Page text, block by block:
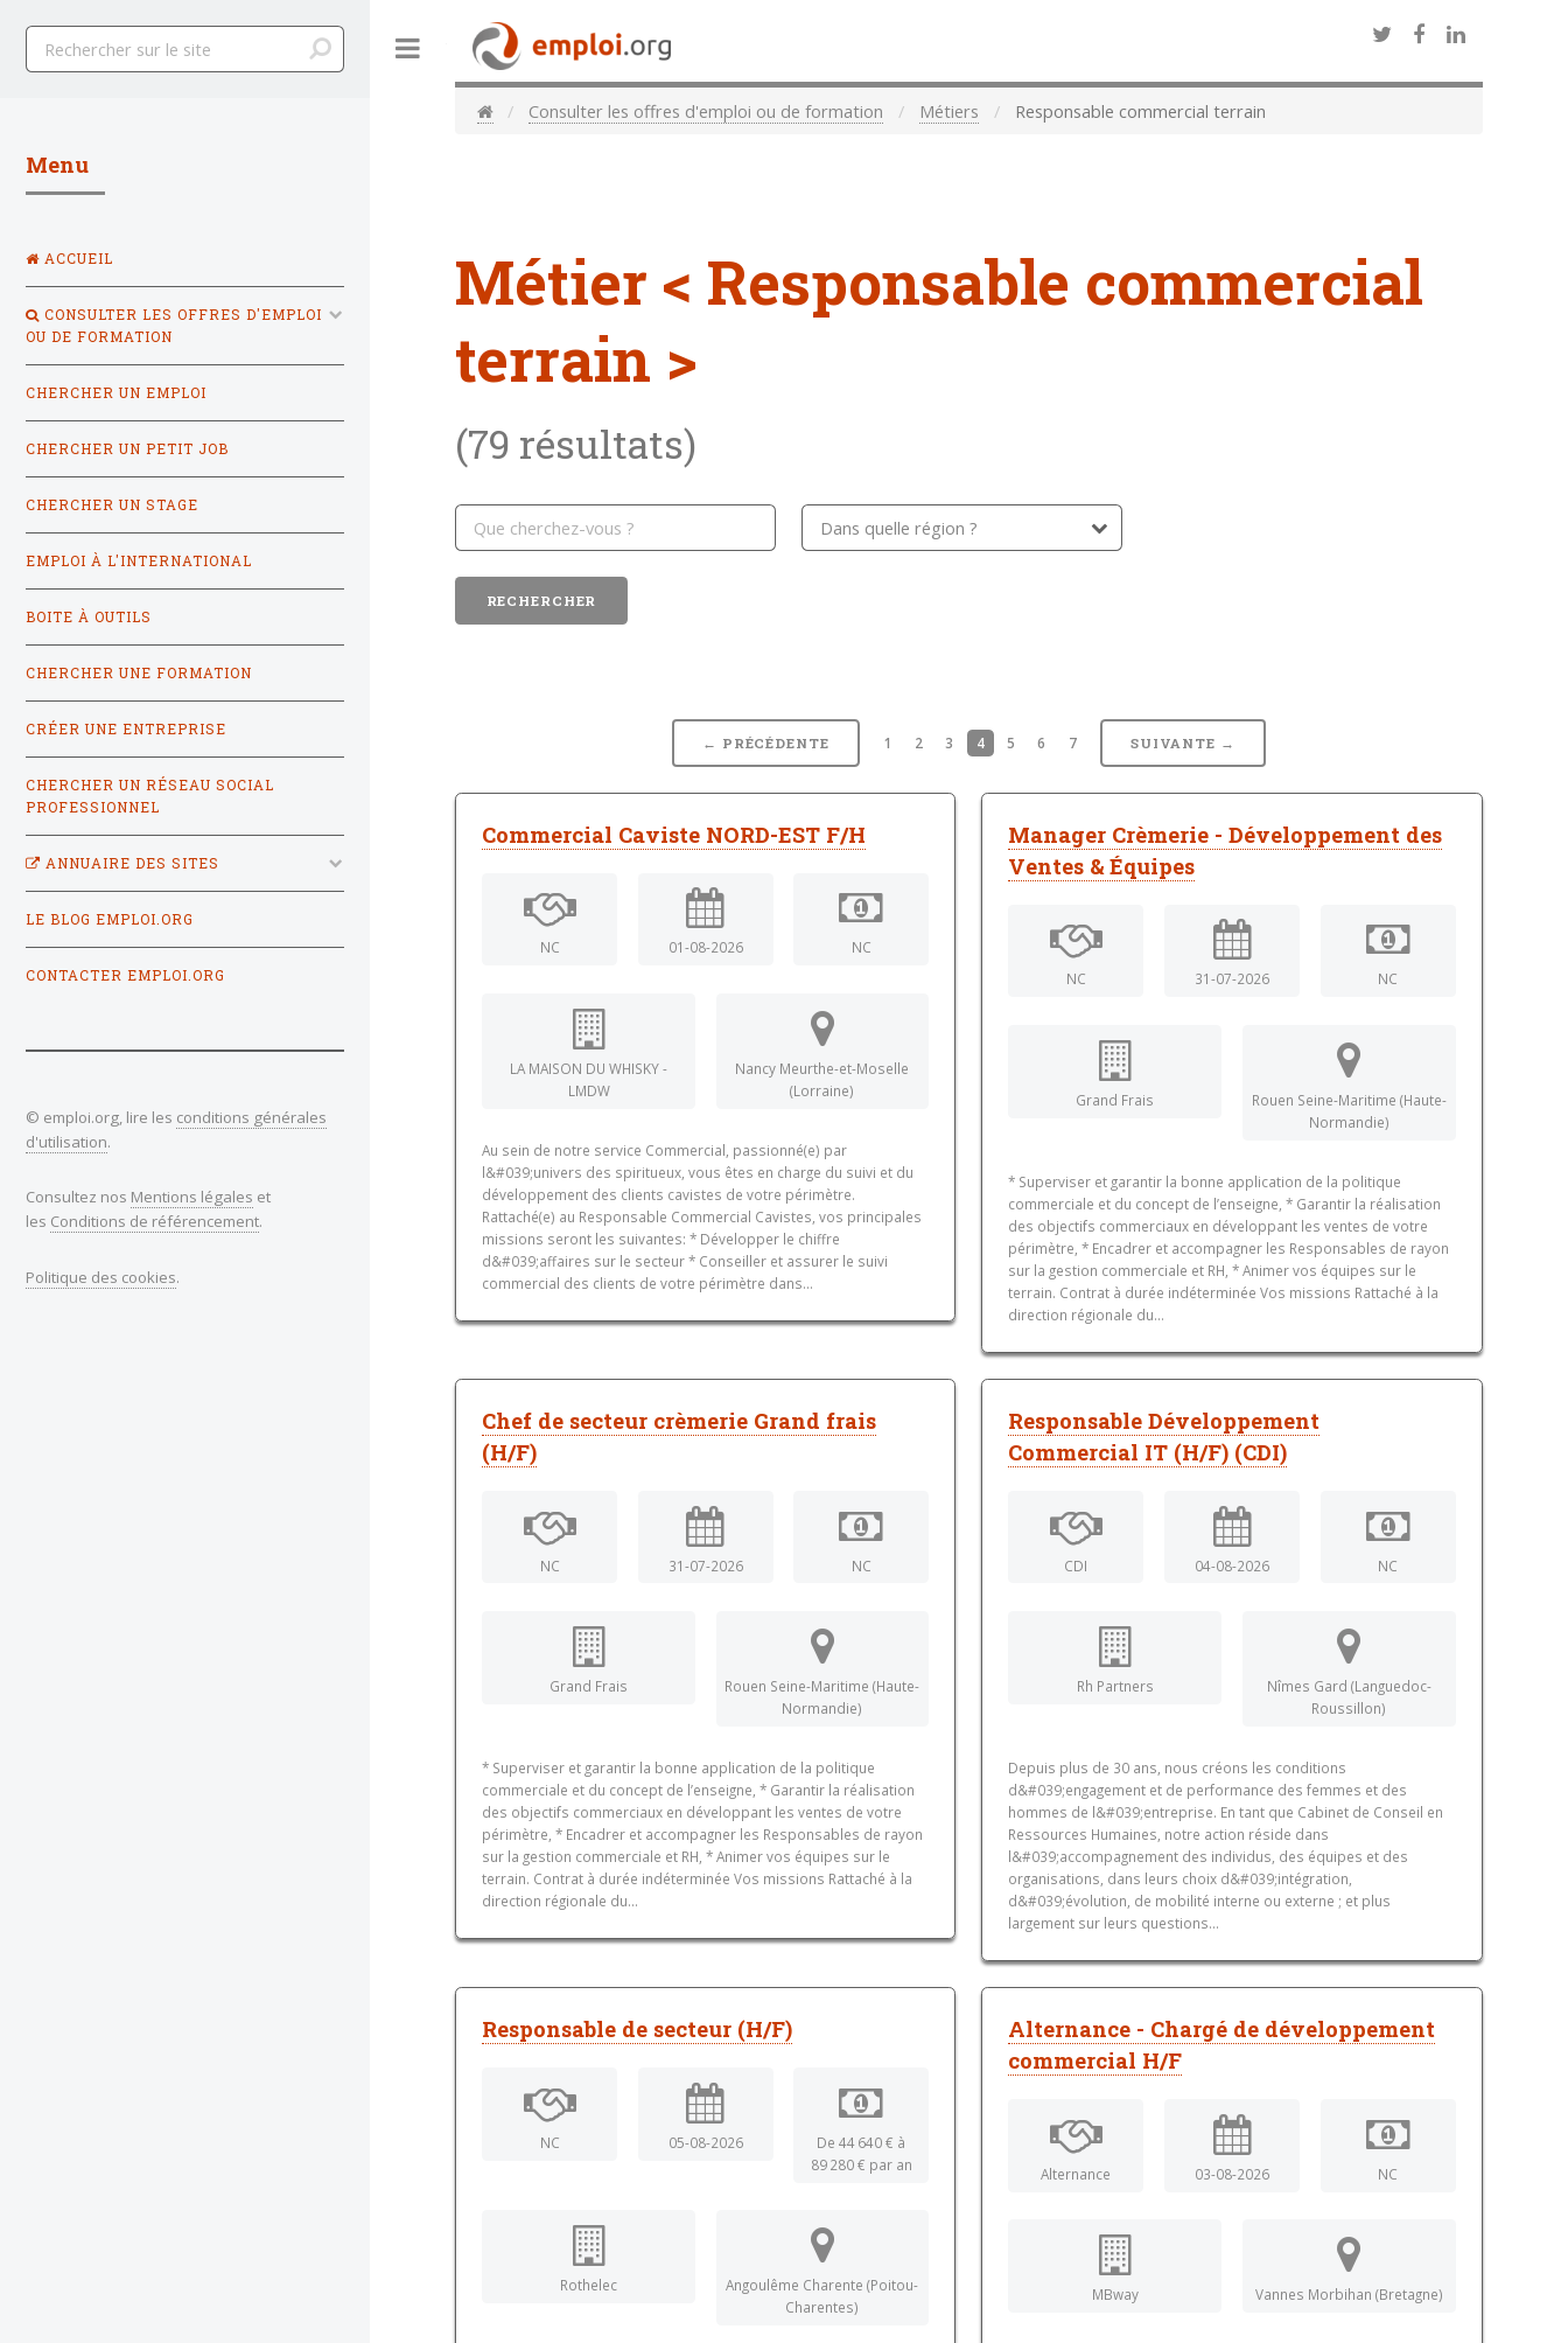
Consulter les offres d'emploi ou de formation Métiers Responsable commercial terrain
Métier < Responsable commercial
terrain >
(79 résultats)
← PRÉCÉDENTE 1 2 3 4 5 6 7 SUIVANTE →
Commercial Caviste NORD-EST F/H
NC 01-08-2026 NC
LA MAISON DU WHISKY -
LMDW
Nancy Meurthe-et-Moselle
(Lorraine)
Au sein de notre service Commercial, passionné(e) par
l&#039;univers des spiritueux, vous êtes en charge du suivi et du
développement des clients cavistes de votre périmètre.
Rattaché(e) au Responsable Commercial Cavistes, vos principales
missions seront les suivantes: * Développer le chiffre
d&#039;affaires sur le secteur * Conseiller et assurer le suivi
commercial des clients de votre périmètre dans...
Manager Crèmerie - Développement des
Ventes & Équipes
NC 31-07-2026 NC
Grand Frais
Rouen Seine-Maritime (Haute-
Normandie)
* Superviser et garantir la bonne application de la politique
commerciale et du concept de l’enseigne, * Garantir la réalisation
des objectifs commerciaux en développant les ventes de votre
périmètre, * Encadrer et accompagner les Responsables de rayon
sur la gestion commerciale et RH, * Animer vos équipes sur le
terrain. Contrat à durée indéterminée Vos missions Rattaché à la
direction régionale du...
Chef de secteur crèmerie Grand frais
(H/F)
NC 31-07-2026 NC
Grand Frais
Rouen Seine-Maritime (Haute-
Normandie)
* Superviser et garantir la bonne application de la politique
commerciale et du concept de l’enseigne, * Garantir la réalisation
des objectifs commerciaux en développant les ventes de votre
périmètre, * Encadrer et accompagner les Responsables de rayon
sur la gestion commerciale et RH, * Animer vos équipes sur le
terrain. Contrat à durée indéterminée Vos missions Rattaché à la
direction régionale du...
Responsable Développement
Commercial IT (H/F) (CDI)
CDI 04-08-2026 NC
Rh Partners
Nîmes Gard (Languedoc-
Roussillon)
Depuis plus de 30 ans, nous créons les conditions
d&#039;engagement et de performance des femmes et des
hommes de l&#039;entreprise. En tant que Cabinet de Conseil en
Ressources Humaines, notre action réside dans
l&#039;accompagnement des individus, des équipes et des
organisations, dans leurs choix d&#039;intégration,
d&#039;évolution, de mobilité interne ou externe ; et plus
largement sur leurs questions...
Responsable de secteur (H/F)
NC 05-08-2026
De 44 640 € à
89 280 € par an
Rothelec
Angoulême Charente (Poitou-
Charentes)
Alternance - Chargé de développement
commercial H/F
Alternance 03-08-2026 NC
MBway Vannes Morbihan (Bretagne)
Menu
ACCUEIL
CONSULTER LES OFFRES D'EMPLOI
OU DE FORMATION
CHERCHER UN EMPLOI
CHERCHER UN PETIT JOB
CHERCHER UN STAGE
EMPLOI À L'INTERNATIONAL
BOITE À OUTILS
CHERCHER UNE FORMATION
CRÉER UNE ENTREPRISE
CHERCHER UN RÉSEAU SOCIAL
PROFESSIONNEL
ANNUAIRE DES SITES
LE BLOG EMPLOI.ORG
CONTACTER EMPLOI.ORG
© emploi.org, lire les conditions générales
d'utilisation.
Consultez nos Mentions légales et
les Conditions de référencement.
Politique des cookies.
Toggle